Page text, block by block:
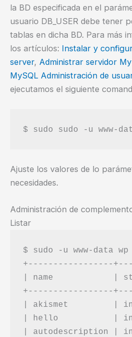
la BD especificada en el
usuario DB_USER debe tener
tablas en dicha BD. Para más
los artículos: Instalar y
server, Administrar servidor
MySQL Administración de
ejecutamos el siguiente
Ajuste los valores de lo
necesidades.
Administración de
Listar
$ sudo -u www-data
+-----------------
| name            |
+-----------------
| akismet         |
| hello           |
| autodescription |